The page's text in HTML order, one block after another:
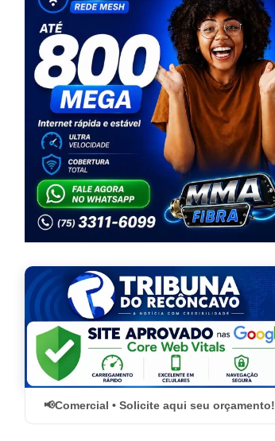
Comercial • Solicite aqui seu orçamento!